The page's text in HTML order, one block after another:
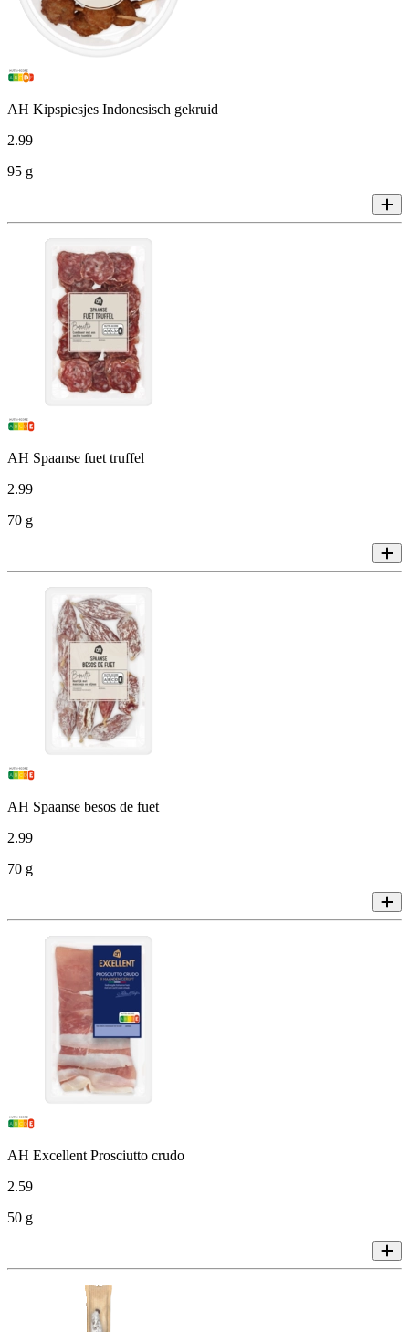
AH Kipspiesjes Indonesisch gekruid
2.99
95 g
AH Spaanse fuet truffel
2.99
70 g
AH Spaanse besos de fuet
2.99
70 g
AH Excellent Prosciutto crudo
2.59
50 g